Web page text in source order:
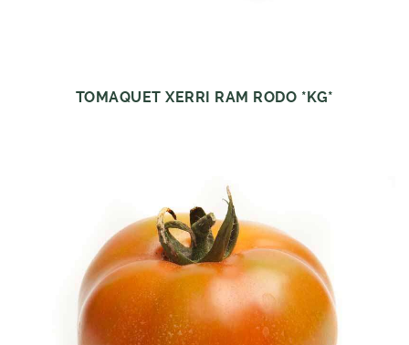
TOMAQUET XERRI RAM RODO *KG*